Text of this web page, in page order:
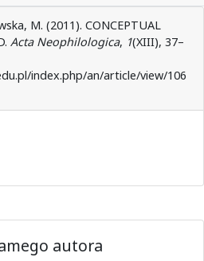
M. (2011). CONCEPTUAL
Acta Neophilologica, 1(XIII), 37–
index.php/an/article/view/106
autora